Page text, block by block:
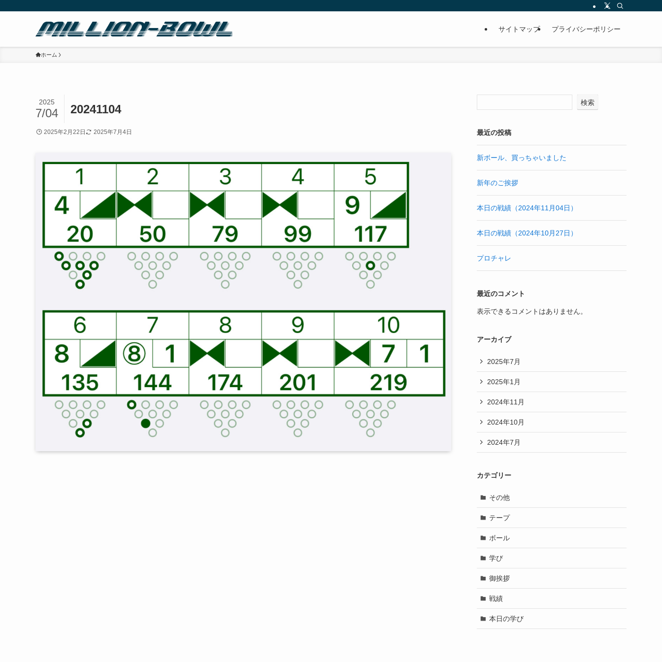
サイトマップ プライバシーポリシー
ホーム
20241104
2025
7/04
2025年2月22日 2025年7月4日
検索
最近の投稿
新ボール、買っちゃいました
新年のご挨拶
本日の戦績（2024年11月04日）
本日の戦績（2024年10月27日）
プロチャレ
最近のコメント
表示できるコメントはありません。
アーカイブ
2025年7月
2025年1月
2024年11月
2024年10月
2024年7月
カテゴリー
その他
テープ
ボール
学び
御挨拶
戦績
本日の学び